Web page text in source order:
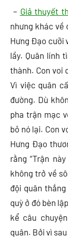
– Giả thuyết
nhưng khác về
Hưng Đạo cưỡi
lầy. Quân lính
thành. Con voi
Vì việc quân
đường. Dù
pha trận mạc
bỏ nó lại. Con
Hưng Đạo
rằng “Trận
không trở về
đội quân
quỳ ở đó bèn
kể câu
quân. Bởi vì